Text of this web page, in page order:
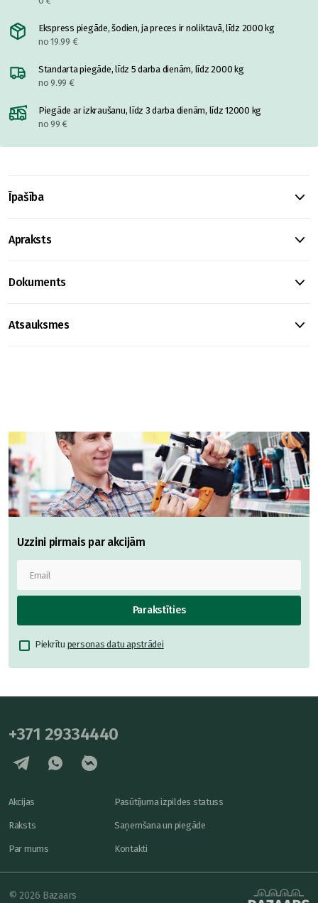
Ekspress piegāde, šodien, ja preces ir noliktavā, līdz 2000 kg
no 19.99 €
Standarta piegāde, līdz 5 darba dienām, līdz 2000 kg
no 9.99 €
Piegāde ar izkraušanu, līdz 3 darba dienām, līdz 12000 kg
no 99 €
Īpašība
Apraksts
Dokuments
Atsauksmes
Uzzini pirmais par akcijām
Parakstīties
Piekrītu personas datu apstrādei
+371 29334440
Akcijas
Raksts
Par mums
Pasūtījuma izpildes statuss
Saņemšana un piegāde
Kontakti
© 2026 Bazaars